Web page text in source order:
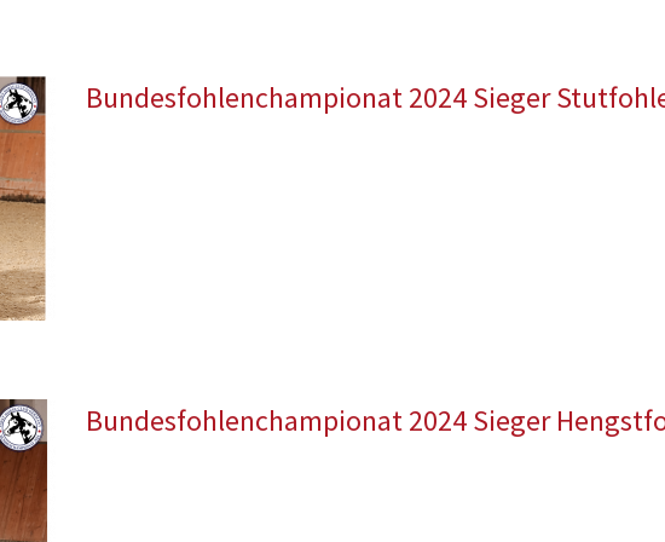
Bundesfohlenchampionat 2024 Sieger
Bundesfohlenchampionat 2024 Sieger